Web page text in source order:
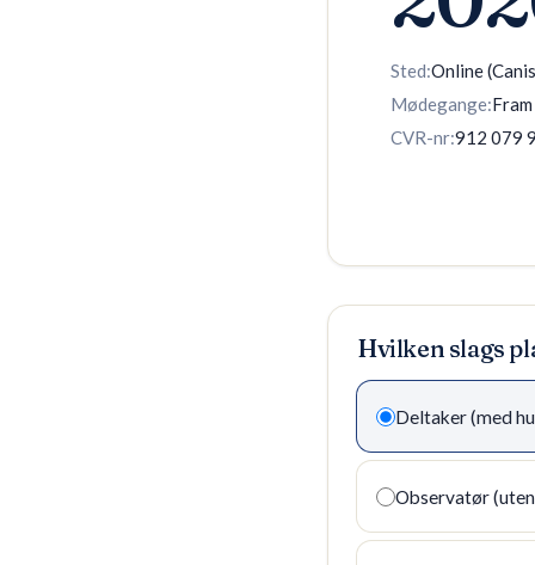
Sted:Online
Mødegange:
CVR-nr:912 079
Hvilken slags
Deltaker (med
Observatør